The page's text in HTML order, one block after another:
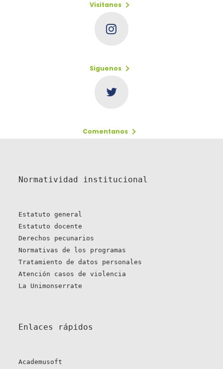
Visitanos
Siguenos
Comentanos
Normatividad institucional
Estatuto general
Estatuto docente
Derechos pecunarios
Normativas de los programas
Tratamiento de datos personales
Atención casos de violencia
La Unimonserrate
Enlaces rápidos
Academusoft